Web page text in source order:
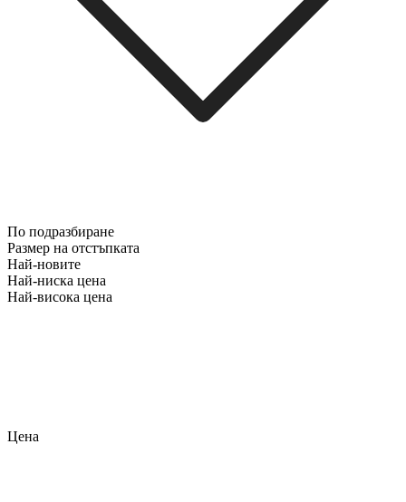
По подразбиране
Размер на отстъпката
Най-новите
Най-ниска цена
Най-висока цена
Цена